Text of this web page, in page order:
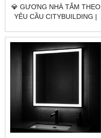
💎 GƯƠNG NHÀ TẮM THEO
YÊU CẦU CITYBUILDING |
GIÁ GƯƠNG NHÀ TẮM XÃ
XUYÊN MỘC TP.HCM